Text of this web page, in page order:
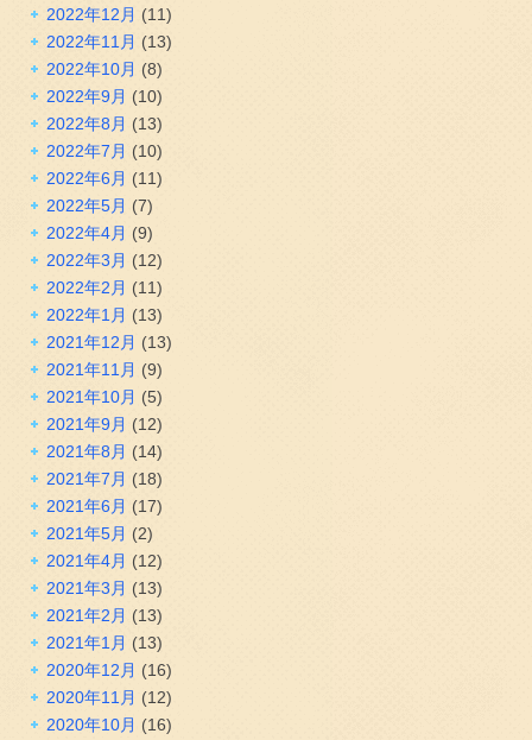
2022年12月 (11)
2022年11月 (13)
2022年10月 (8)
2022年9月 (10)
2022年8月 (13)
2022年7月 (10)
2022年6月 (11)
2022年5月 (7)
2022年4月 (9)
2022年3月 (12)
2022年2月 (11)
2022年1月 (13)
2021年12月 (13)
2021年11月 (9)
2021年10月 (5)
2021年9月 (12)
2021年8月 (14)
2021年7月 (18)
2021年6月 (17)
2021年5月 (2)
2021年4月 (12)
2021年3月 (13)
2021年2月 (13)
2021年1月 (13)
2020年12月 (16)
2020年11月 (12)
2020年10月 (16)